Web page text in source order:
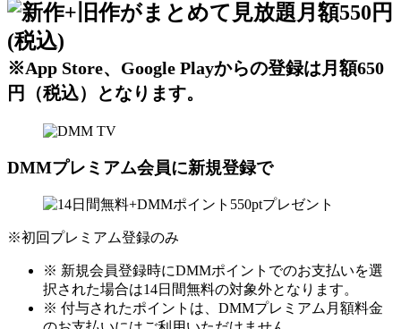
※App Store、Google Playからの登録は月額650
円（税込）となります。
DMMプレミアム会員に新規登録で
※初回プレミアム登録のみ
※ 新規会員登録時にDMMポイントでのお支払いを選
択された場合は14日間無料の対象外となります。
※ 付与されたポイントは、DMMプレミアム月額料金